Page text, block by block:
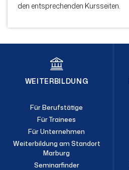
den entsprechenden Kursseiten.
WEITERBILDUNG
Für Berufstätige
Für Trainees
Für Unternehmen
Weiterbildung am Standort
Marburg
Seminarfinder